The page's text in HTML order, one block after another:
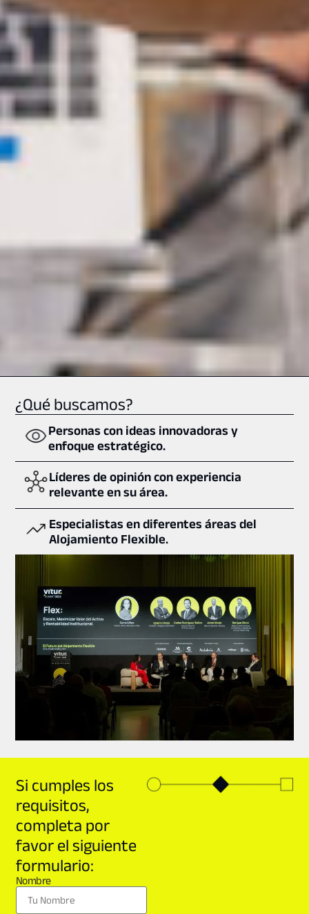
¿Qué buscamos?
Personas con ideas innovadoras y
enfoque estratégico.
Líderes de opinión con experiencia
relevante en su área.
Especialistas en diferentes áreas del
Alojamiento Flexible.
Si cumples los
requisitos,
completa por
favor el siguiente
formulario:
Nombre